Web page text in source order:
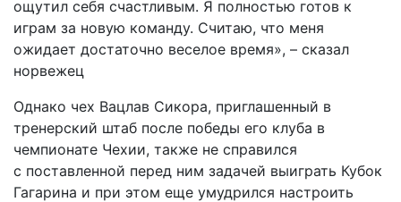
ощутил себя счастливым. Я полностью готов к
играм за новую команду. Считаю, что меня
ожидает достаточно веселое время», – сказал
норвежец
Однако чех Вацлав Сикора, приглашенный в
тренерский штаб после победы его клуба в
чемпионате Чехии, также не справился
с поставленной перед ним задачей выиграть Кубок
Гагарина и при этом еще умудрился настроить